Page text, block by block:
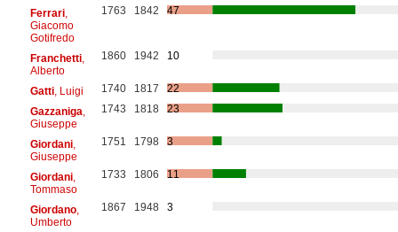
Ferrari,
Giacomo
Gotifredo
1763 1842 47
Franchetti,
Alberto
1860 1942 10
Gatti, Luigi 1740 1817
22
Gazzaniga
Giuseppe
1743 1818 23
Giordani,
Giuseppe
1751 1798 3
Giordani,
Tommaso
1733 1806 11
Giordano,
Umberto
1867 1948 3